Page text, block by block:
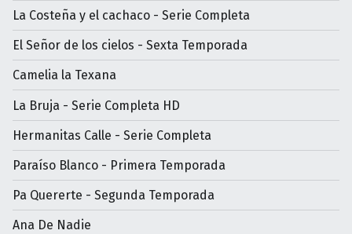
La Costeña y el cachaco - Serie Completa
El Señor de los cielos - Sexta Temporada
Camelia la Texana
La Bruja - Serie Completa HD
Hermanitas Calle - Serie Completa
Paraíso Blanco - Primera Temporada
Pa Quererte - Segunda Temporada
Ana De Nadie